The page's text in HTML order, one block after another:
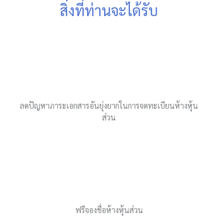
สิ่งที่ท่านจะได้รับ
ลดปัญหาภาระเอกสารอันยุ่งยากในการจดทะเบียนห้างหุ้น
ส่วน
ฟรีจองชื่อห้างหุ้นส่วน